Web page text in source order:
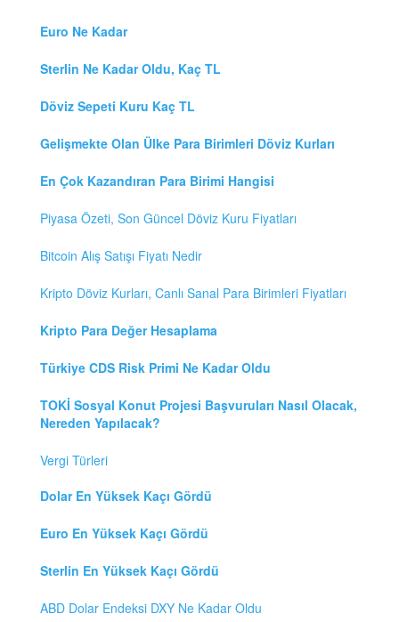
Euro Ne Kadar
Sterlin Ne Kadar Oldu, Kaç TL
Döviz Sepeti Kuru Kaç TL
Gelişmekte Olan Ülke Para Birimleri Döviz Kurları
En Çok Kazandıran Para Birimi Hangisi
Piyasa Özeti, Son Güncel Döviz Kuru Fiyatları
Bitcoin Alış Satışı Fiyatı Nedir
Kripto Döviz Kurları, Canlı Sanal Para Birimleri Fiyatları
Kripto Para Değer Hesaplama
Türkiye CDS Risk Primi Ne Kadar Oldu
TOKİ Sosyal Konut Projesi Başvuruları Nasıl Olacak,
Nereden Yapılacak?
Vergi Türleri
Dolar En Yüksek Kaçı Gördü
Euro En Yüksek Kaçı Gördü
Sterlin En Yüksek Kaçı Gördü
ABD Dolar Endeksi DXY Ne Kadar Oldu